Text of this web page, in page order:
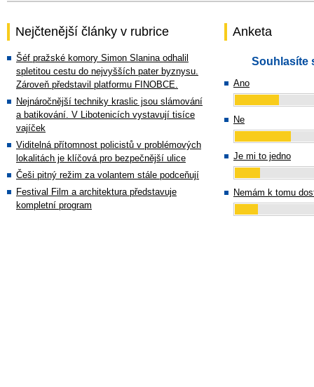
Nejčtenější články v rubrice
Šéf pražské komory Simon Slanina odhalil
spletitou cestu do nejvyšších pater byznysu.
Zároveň představil platformu FINOBCE.
Nejnáročnější techniky kraslic jsou slámování
a batikování. V Libotenicích vystavují tisíce
vajíček
Viditelná přítomnost policistů v problémových
lokalitách je klíčová pro bezpečnější ulice
Češi pitný režim za volantem stále podceňují
Festival Film a architektura představuje
kompletní program
Anketa
Souhlasíte
Ano
Ne
Je mi to jedno
Nemám k tomu